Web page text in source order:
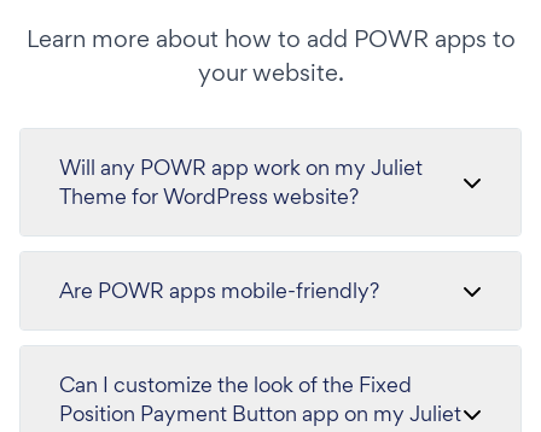
Learn more about how to add POWR apps to
your website.
Will any POWR app work on my Juliet
Theme for WordPress website?
Are POWR apps mobile-friendly?
Can I customize the look of the Fixed
Position Payment Button app on my Juliet